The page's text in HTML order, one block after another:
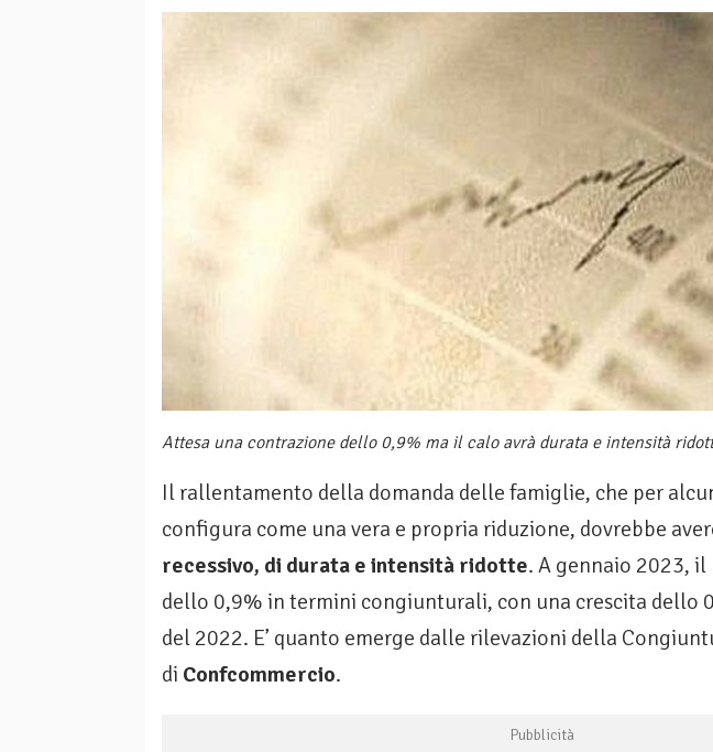
Attesa una contrazione dello 0,9% ma il calo avrà durata e intensità
Il rallentamento della domanda delle famiglie, che per
configura come una vera e propria riduzione, dovrebbe
recessivo, di durata e intensità ridotte. A gennaio 2023,
dello 0,9% in termini congiunturali, con una crescita dello
del 2022. E’ quanto emerge dalle rilevazioni della
di Confcommercio.